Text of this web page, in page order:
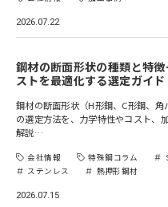
2026.07.22
鋼材の断面形状の種類と特
ストを最適化する選定ガイド
鋼材の断面形状（H形鋼、C形鋼、角
の選定方法を、力学特性やコスト、
解説…
会社情報 特殊鋼コラム
ステンレス
熱押形鋼材
2026.07.15